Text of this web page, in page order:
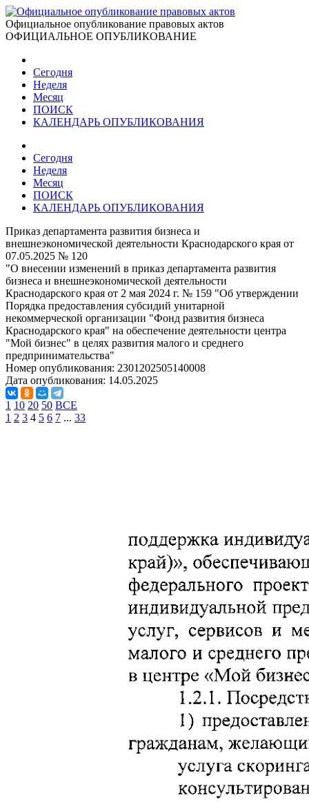
Официальное опубликование правовых актов
ОФИЦИАЛЬНОЕ ОПУБЛИКОВАНИЕ
Сегодня
Неделя
Месяц
ПОИСК
КАЛЕНДАРЬ ОПУБЛИКОВАНИЯ
Сегодня
Неделя
Месяц
ПОИСК
КАЛЕНДАРЬ ОПУБЛИКОВАНИЯ
Приказ департамента развития бизнеса и
внешнеэкономической деятельности Краснодарского края от
07.05.2025 № 120
"О внесении изменений в приказ департамента развития
бизнеса и внешнеэкономической деятельности
Краснодарского края от 2 мая 2024 г. № 159 "Об утверждении
Порядка предоставления субсидий унитарной
некоммерческой организации "Фонд развития бизнеса
Краснодарского края" на обеспечение деятельности центра
"Мой бизнес" в целях развития малого и среднего
предпринимательства"
Номер опубликования: 2301202505140008
Дата опубликования: 14.05.2025
1 10 20 50 ВСЕ
1 2 3 4 5 6 7 ... 33